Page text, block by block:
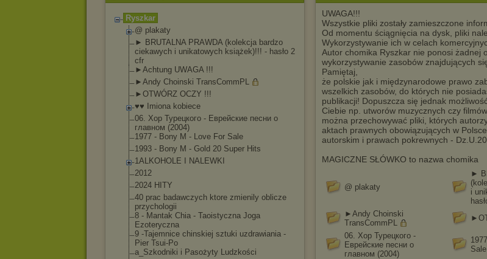
Ryszkar
@ plakaty
► BRUTALNA PRAWDA (kolekcja bardzo
ciekawych i unikatowych książek)!!! - hasło 2
cfr
►Achtung UWAGA !!!
►Andy Choinski TransCommPL
►OTWÓRZ OCZY !!!
♥♥ Imiona kobiece
06. Хор Турецкого - Еврейские песни о
главном (2004)
1977 - Bony M - Love For Sale
1993 - Bony M - Gold 20 Super Hits
1ALKOHOLE I NALEWKI
2012
2024 HITY
40 prac badawczych ktore zmienily oblicze
przychologii
8 - Mantak Chia - Taoistyczna Joga
Ezoteryczna
9 -Tajemnice chinskiej sztuki uzdrawiania -
Pier Tsui-Po
a_Szkodniki i Pasożyty Ludzkości
UWAGA!!!
Wszystkie pliki zostały zamieszczone
Od momentu ściągnięcia na dysk, pliki
Wykorzystywanie ich w celach
Autor chomika Ryszkar nie ponosi żadnej
wykorzystywanie zasobów znajdujących
Pamiętaj,
że polskie jak i międzynarodowe prawo
wszelkich zasobów, do których nie
publikacji! Dopuszcza się jednak
Ciebie np. utworów muzycznych czy
można przechowywać pliki, których
aktach prawnych obowiązujących w
autorskim i prawach pokrewnych -
MAGICZNE SŁÓWKO to nazwa chomika
@ plakaty
►
i
►Andy Choinski
TransCommPL
06. Хор Турецкого -
Еврейские песни о
главном (2004)
Sale